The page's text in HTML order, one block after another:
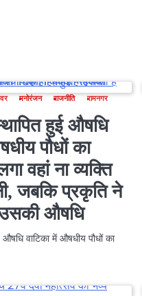
मनोरंजन राजनीति
रामनगर
हुई औषधि
पौधों का
वहां ना व्यक्ति
जबकि प्रकृति ने
उसकी औषधि
औषधि वाटिका में औषधीय पौधों का